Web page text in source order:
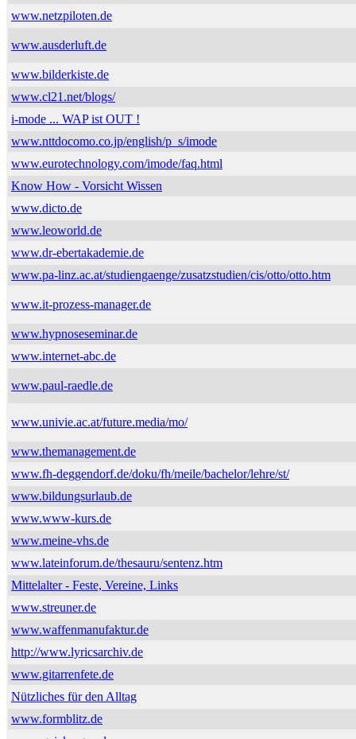
www.netzpiloten.de
www.ausderluft.de
www.bilderkiste.de
www.cl21.net/blogs/
i-mode ... WAP ist OUT !
www.nttdocomo.co.jp/english/p_s/imode
www.eurotechnology.com/imode/faq.html
Know How - Vorsicht Wissen
www.dicto.de
www.leoworld.de
www.dr-ebertakademie.de
www.pa-linz.ac.at/studiengaenge/zusatzstudien/cis/otto/otto.htm
www.it-prozess-manager.de
www.hypnoseseminar.de
www.internet-abc.de
www.paul-raedle.de
www.univie.ac.at/future.media/mo/
www.themanagement.de
www.fh-deggendorf.de/doku/fh/meile/bachelor/lehre/st/
www.bildungsurlaub.de
www.www-kurs.de
www.meine-vhs.de
www.lateinforum.de/thesauru/sentenz.htm
Mittelalter - Feste, Vereine, Links
www.streuner.de
www.waffenmanufaktur.de
http://www.lyricsarchiv.de
www.gitarrenfete.de
Nützliches für den Alltag
www.formblitz.de